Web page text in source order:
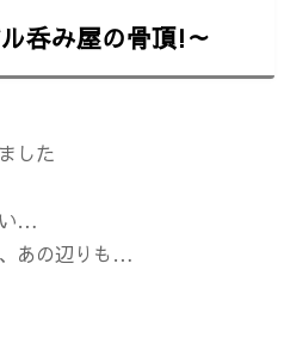
呑み屋の骨頂!～
した
い…
あの辺りも…